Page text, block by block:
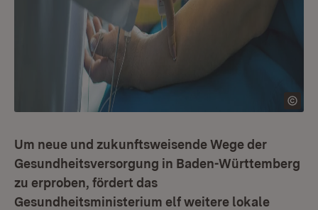
Um neue und zukunftsweisende Wege der
Gesundheitsversorgung in Baden-Württemberg
zu erproben, fördert das
Gesundheitsministerium elf weitere lokale